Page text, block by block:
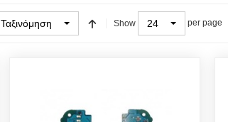
Ταξινόμηση Show 24 per page